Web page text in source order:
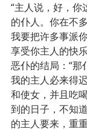
“主人说，好，你
的仆人。你在不
我要把许多事派
享受你主人的快
恶仆的结局：“那
我的主人必来得
和使女，并且吃
到的日子，不知
的主人要来，重